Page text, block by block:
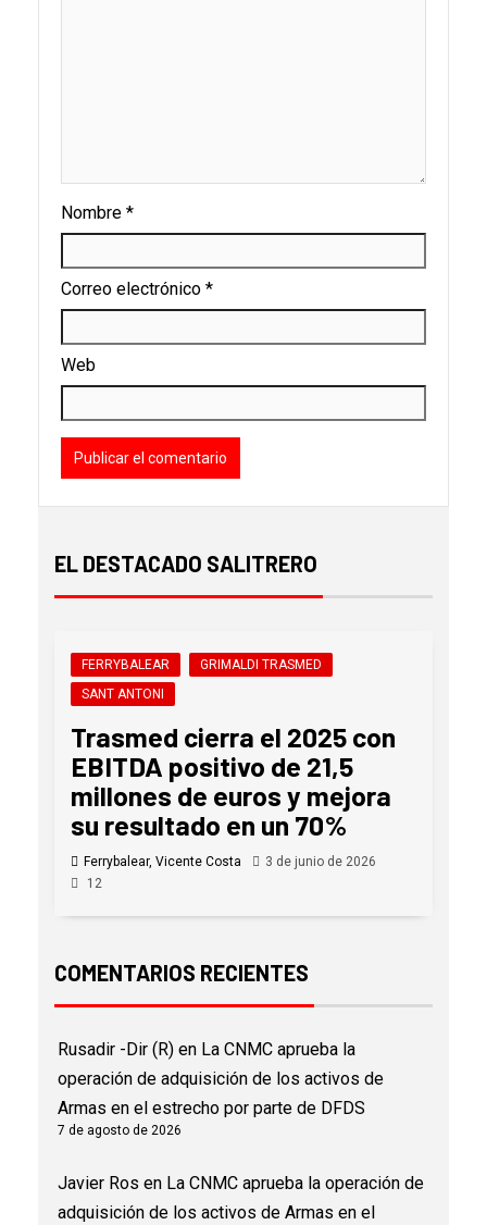
Nombre *
Correo electrónico *
Web
EL DESTACADO SALITRERO
FERRYBALEAR
GRIMALDI TRASMED
SANT ANTONI
Trasmed cierra el 2025 con
EBITDA positivo de 21,5
millones de euros y mejora
su resultado en un 70%
Ferrybalear, Vicente Costa
3 de junio de 2026
12
COMENTARIOS RECIENTES
Rusadir -Dir (R) en La CNMC aprueba la
operación de adquisición de los activos de
Armas en el estrecho por parte de DFDS
7 de agosto de 2026
Javier Ros en La CNMC aprueba la operación de
adquisición de los activos de Armas en el